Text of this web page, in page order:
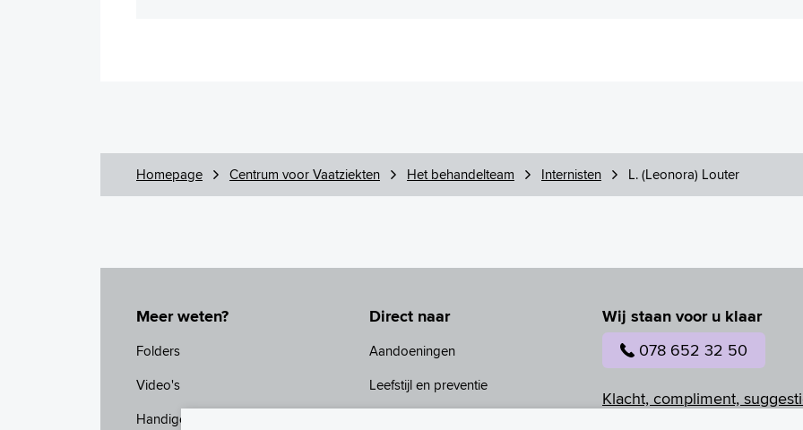
Homepage Centrum voor Vaatziekten Het behandelteam Internisten L. (Leonora) Louter
Wij staan voor u klaar
078 652 32 50
Klacht, compliment,
Meer weten?
Folders
Video's
Handige links
Direct naar
Aandoeningen
Leefstijl en preventie